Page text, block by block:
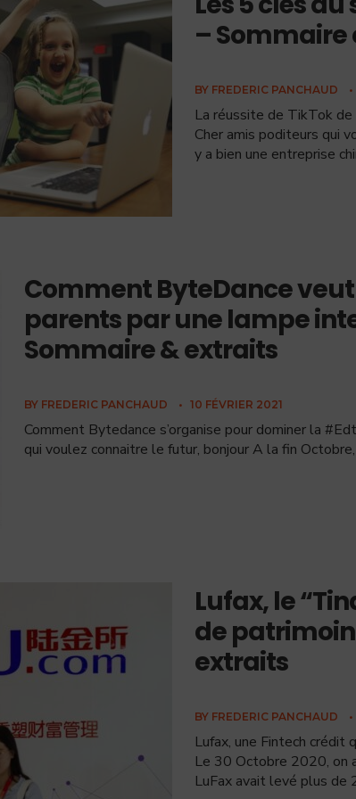
– Sommaire
BY FREDERIC PANCHAUD •
La réussite de TikTok de
Cher amis poditeurs qui
y a bien une entreprise
Comment ByteDance
parents par une lampe
Sommaire & extraits
BY FREDERIC PANCHAUD • 10 FÉVRIER 2021
Comment Bytedance s’organise pour dominer la
qui voulez connaitre le futur, bonjour A la fin
Lufax, le
de
extraits
BY FREDERIC PANCHAUD •
Lufax, une Fintech crédit
Le 30 Octobre 2020, on
LuFax avait levé plus de